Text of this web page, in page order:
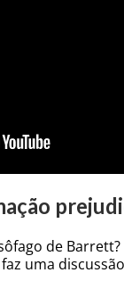
de
uma